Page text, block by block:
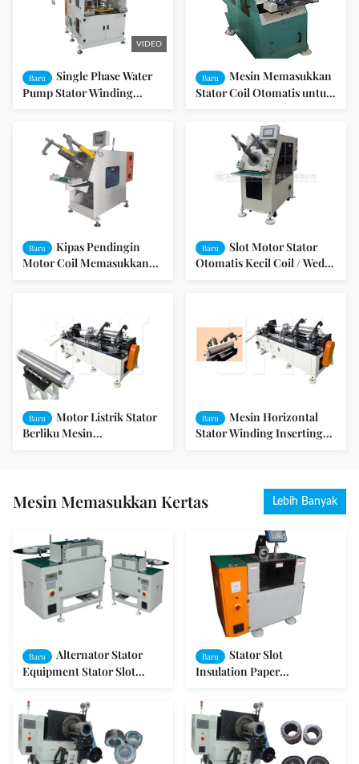
VIDEO
Baru
Single Phase Water
Pump Stator Winding
Baru
Mesin Memasukkan
Stator Coil Otomatis untuk
Baru
Kipas Pendingin
Motor Coil Memasukkan
Baru
Slot Motor Stator
Otomatis Kecil Coil / Wedge
Baru
Motor Listrik Stator
Berliku Mesin
Baru
Mesin Horizontal
Stator Winding Inserting
Mesin Memasukkan Kertas Lebih Banyak
Baru
Alternator Stator
Equipment Stator Slot
Memasukkan Mesin SMT-
C100
Baru
Stator Slot
Insulation Paper
Motor Industri SMT -
SC160